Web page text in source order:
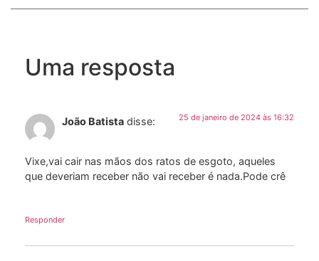
Uma resposta
João Batista disse: 25 de janeiro de 2024 às 16:32
Vixe,vai cair nas mãos dos ratos de esgoto, aqueles
que deveriam receber não vai receber é nada.Pode crê
Responder